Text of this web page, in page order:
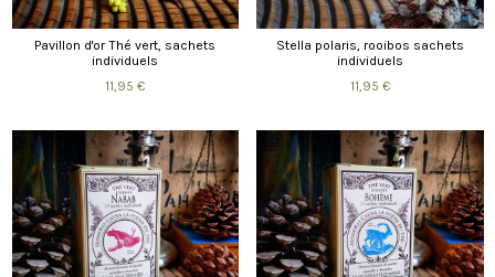
Pavillon d'or Thé vert, sachets
individuels
11,95 €
Stella polaris, rooibos sachets
individuels
11,95 €